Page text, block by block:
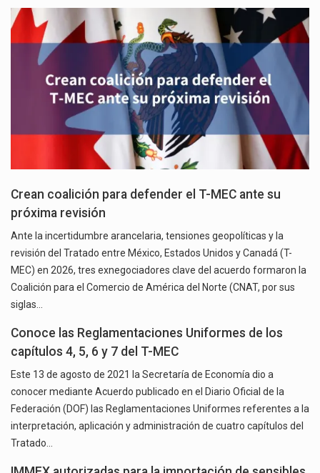
Crean coalición para defender el T-MEC ante su
próxima revisión
Ante la incertidumbre arancelaria, tensiones geopolíticas y la
revisión del Tratado entre México, Estados Unidos y Canadá (T-
MEC) en 2026, tres exnegociadores clave del acuerdo formaron la
Coalición para el Comercio de América del Norte (CNAT, por sus
siglas…
Conoce las Reglamentaciones Uniformes de los
capítulos 4, 5, 6 y 7 del T-MEC
Este 13 de agosto de 2021 la Secretaría de Economía dio a
conocer mediante Acuerdo publicado en el Diario Oficial de la
Federación (DOF) las Reglamentaciones Uniformes referentes a la
interpretación, aplicación y administración de cuatro capítulos del
Tratado…